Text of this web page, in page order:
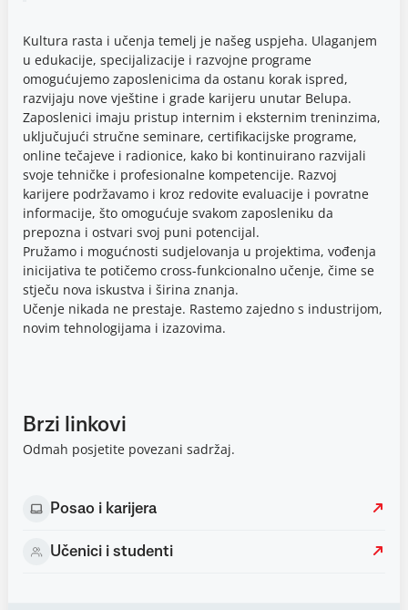
Kultura rasta i učenja temelj je našeg uspjeha. Ulaganjem
u edukacije, specijalizacije i razvojne programe
omogućujemo zaposlenicima da ostanu korak ispred,
razvijaju nove vještine i grade karijeru unutar Belupa.
Zaposlenici imaju pristup internim i eksternim treninzima,
uključujući stručne seminare, certifikacijske programe,
online tečajeve i radionice, kako bi kontinuirano razvijali
svoje tehničke i profesionalne kompetencije. Razvoj
karijere podržavamo i kroz redovite evaluacije i povratne
informacije, što omogućuje svakom zaposleniku da
prepozna i ostvari svoj puni potencijal.
Pružamo i mogućnosti sudjelovanja u projektima, vođenja
inicijativa te potičemo cross-funkcionalno učenje, čime se
stječu nova iskustva i širina znanja.
Učenje nikada ne prestaje. Rastemo zajedno s industrijom,
novim tehnologijama i izazovima.
Brzi linkovi
Odmah posjetite povezani sadržaj.
Posao i karijera
Učenici i studenti